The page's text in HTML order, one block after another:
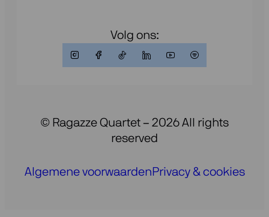
Volg ons:
© Ragazze Quartet – 2026 All rights
reserved
Algemene voorwaarden Privacy & cookies